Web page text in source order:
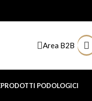
Area B2B
PRODOTTI PODOLOGICI